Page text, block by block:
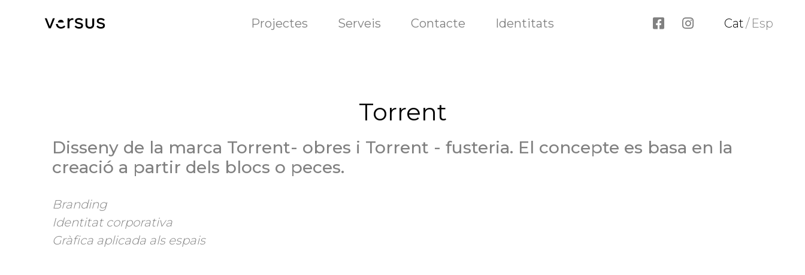
Projectes Serveis Contacte Identitats Cat/ Esp
Torrent
Disseny de la marca Torrent- obres i Torrent - fusteria. El concepte es basa en la
creació a partir dels blocs o peces.
Branding
Identitat corporativa
Gràfica aplicada als espais